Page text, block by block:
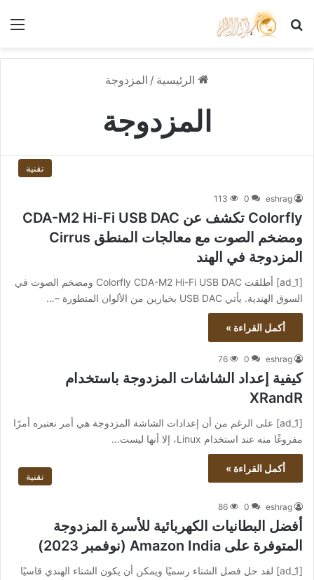
بحث عن
الرئيسية / المزدوجة
المزدوجة
تقنية
eshrag
0
113
Colorfly تكشف عن CDA-M2 Hi-Fi USB DAC
ومضخم الصوت مع معالجات المنطق Cirrus
المزدوجة في الهند
[ad_1] أطلقت Colorfly CDA-M2 Hi-Fi USB DAC ومضخم الصوت في
السوق الهندية. يأتي USB DAC بخيارين من الألوان المتطورة –…
أكمل القراءة »
eshrag
0
76
كيفية إعداد الشاشات المزدوجة باستخدام
XRandR
[ad_1] على الرغم من أن إعدادات الشاشة المزدوجة هي أمر نعتبره أمرًا
مفروغًا منه عند استخدام Linux، إلا أنها ليست…
أكمل القراءة »
تقنية
eshrag
0
86
أفضل البطانيات الكهربائية للأسرة المزدوجة
المتوفرة على Amazon India (نوفمبر 2023)
[ad_1] لقد حل فصل الشتاء رسميًا ويمكن أن يكون الشتاء الهندي قاسيًا